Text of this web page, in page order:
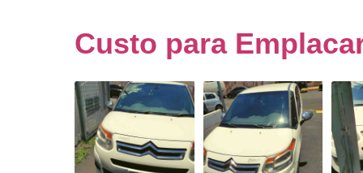
Placa de
Placas
Placas de
Placas
veículo
Custo para